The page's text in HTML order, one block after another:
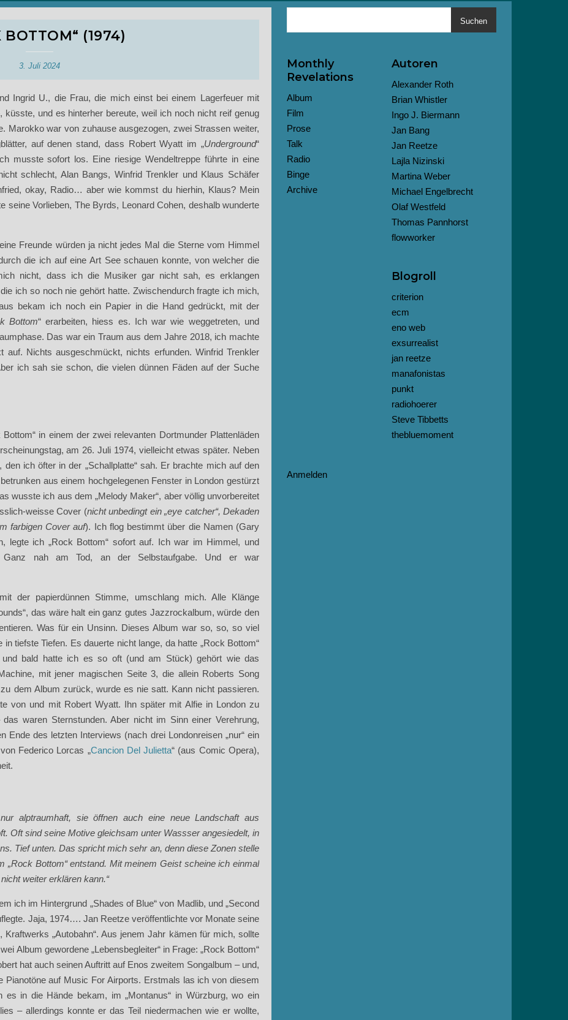
BOTTOM“ (1974)
3. Juli 2024
Ingrid U., die Frau, die mich einst bei einem Lagerfeuer mit
küsste, und es hinterher bereute, weil ich noch nicht reif genug
Marokko war von zuhause ausgezogen, zwei Strassen weiter,
auf denen stand, dass Robert Wyatt im „Underground“
musste sofort los. Eine riesige Wendeltreppe führte in eine
schlecht, Alan Bangs, Winfrid Trenkler und Klaus Schäfer
okay, Radio… aber wie kommst du hierhin, Klaus? Mein
Vorlieben, The Byrds, Leonard Cohen, deshalb wunderte
Freunde würden ja nicht jedes Mal die Sterne vom Himmel
die ich auf eine Art See schauen konnte, von welcher die
nicht, dass ich die Musiker gar nicht sah, es erklangen
die ich so noch nie gehört hatte. Zwischendurch fragte ich mich,
bekam ich noch ein Papier in die Hand gedrückt, mit der
Bottom“ erarbeiten, hiess es. Ich war wie weggetreten, und
Das war ein Traum aus dem Jahre 2018, ich machte
auf. Nichts ausgeschmückt, nichts erfunden. Winfrid Trenkler
ich sah sie schon, die vielen dünnen Fäden auf der Suche
in einem der zwei relevanten Dortmunder Plattenläden
am 26. Juli 1974, vielleicht etwas später. Neben
ich öfter in der „Schallplatte“ sah. Er brachte mich auf den
aus einem hochgelegenen Fenster in London gestürzt
wusste ich aus dem „Melody Maker“, aber völlig unvorbereitet
weisse Cover (nicht unbedingt ein „eye catcher“, Dekaden
farbigen Cover auf). Ich flog bestimmt über die Namen (Gary
legte ich „Rock Bottom“ sofort auf. Ich war im Himmel, und
Ganz nah am Tod, an der Selbstaufgabe. Und er war
der papierdünnen Stimme, umschlang mich. Alle Klänge
das wäre halt ein ganz gutes Jazzrockalbum, würde den
Was für ein Unsinn. Dieses Album war so, so, so viel
tiefste Tiefen. Es dauerte nicht lange, da hatte „Rock Bottom“
und bald hatte ich es so oft (und am Stück) gehört wie das
mit jener magischen Seite 3, die allein Roberts Song
dem Album zurück, wurde es nie satt. Kann nicht passieren.
von und mit Robert Wyatt. Ihn später mit Alfie in London zu
waren Sternstunden. Aber nicht im Sinn einer Verehrung,
Ende des letzten Interviews (nach drei Londonreisen „nur“ ein
Federico Lorcas „Cancion Del Julietta“ (aus Comic Opera),
alptraumhaft, sie öffnen auch eine neue Landschaft aus
Oft sind seine Motive gleichsam unter Wassser angesiedelt, in
Tief unten. Das spricht mich sehr an, denn diese Zonen stelle
„Rock Bottom“ entstand. Mit meinem Geist scheine ich einmal
weiter erklären kann.“
ich im Hintergrund „Shades of Blue“ von Madlib, und „Second
Jaja, 1974…. Jan Reetze veröffentlichte vor Monate seine
„Autobahn“. Aus jenem Jahr kämen für mich, sollte
Album gewordene „Lebensbegleiter“ in Frage: „Rock Bottom“
hat auch seinen Auftritt auf Enos zweitem Songalbum – und,
auf Music For Airports. Erstmals las ich von diesem
in die Hände bekam, im „Montanus“ in Würzburg, wo ein
– allerdings konnte er das Teil niedermachen wie er wollte,
Suchen
Monthly
Revelations
Album
Film
Prose
Talk
Radio
Binge
Archive
Autoren
Alexander Roth
Brian Whistler
Ingo J. Biermann
Jan Bang
Jan Reetze
Lajla Nizinski
Martina Weber
Michael Engelbrecht
Olaf Westfeld
Thomas Pannhorst
flowworker
Blogroll
criterion
ecm
eno web
exsurrealist
jan reetze
manafonistas
punkt
radiohoerer
Steve Tibbetts
thebluemoment
Anmelden